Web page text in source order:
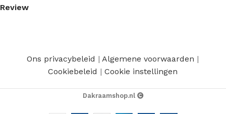
Review
Ons privacybeleid | Algemene voorwaarden |
Cookiebeleid |Cookie instellingen
Dakraamshop.nl